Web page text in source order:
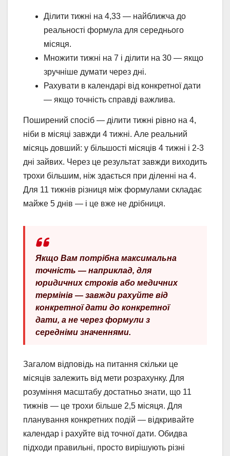
Ділити тижні на 4,33 — найближча до
реальності формула для середнього
місяця.
Множити тижні на 7 і ділити на 30 — якщо
зручніше думати через дні.
Рахувати в календарі від конкретної дати
— якщо точність справді важлива.
Поширений спосіб — ділити тижні рівно на 4,
ніби в місяці завжди 4 тижні. Але реальний
місяць довший: у більшості місяців 4 тижні і 2-3
дні зайвих. Через це результат завжди виходить
трохи більшим, ніж здається при діленні на 4.
Для 11 тижнів різниця між формулами складає
майже 5 днів — і це вже не дрібниця.
Якщо Вам потрібна максимальна
точність — наприклад, для
юридичних строків або медичних
термінів — завжди рахуйте від
конкретної дати до конкретної
дати, а не через формули з
середніми значеннями.
Загалом відповідь на питання скільки це
місяців залежить від мети розрахунку. Для
розуміння масштабу достатньо знати, що 11
тижнів — це трохи більше 2,5 місяця. Для
планування конкретних подій — відкривайте
календар і рахуйте від точної дати. Обидва
підходи правильні, просто вирішують різні